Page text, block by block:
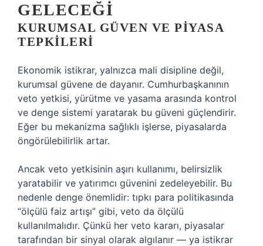
GELECEĞI
KURUMSAL GÜVEN VE PIYASA
TEPKILERI
Ekonomik istikrar, yalnızca mali disipline değil,
kurumsal güvene de dayanır. Cumhurbaşkanının
veto yetkisi, yürütme ve yasama arasında kontrol
ve denge sistemi yaratarak bu güveni güçlendirir.
Eğer bu mekanizma sağlıklı işlerse, piyasalarda
öngörülebilirlik artar.
Ancak veto yetkisinin aşırı kullanımı, belirsizlik
yaratabilir ve yatırımcı güvenini zedeleyebilir. Bu
nedenle denge önemlidir: tıpkı para politikasında
“ölçülü faiz artışı” gibi, veto da ölçülü
kullanılmalıdır. Çünkü her veto kararı, piyasalar
tarafından bir sinyal olarak algılanır — ya istikrar